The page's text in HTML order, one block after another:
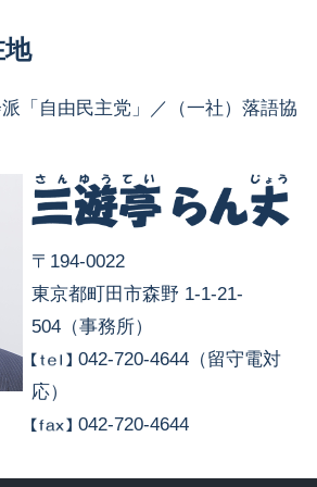
地
「自由民主党」／（一社）落語協
〒194-0022
東京都町田市森野 1-1-21-
504（事務所）
042-720-4644（留守電対
応）
042-720-4644